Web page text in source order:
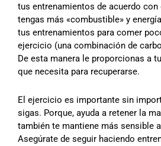
tus entrenamientos de acuerdo
tengas más «combustible» y
tus entrenamientos para comer
ejercicio (una combinación de
De esta manera le proporcionas a
que necesita para recuperarse.
El ejercicio es importante sin
sigas. Porque, ayuda a retener la
también te mantiene más sensible
Asegúrate de seguir haciendo